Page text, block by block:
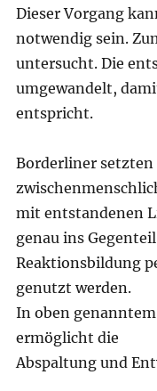
Dieser Vorgang
notwendig sein.
untersucht. Die
umgewandelt,
entspricht.
Borderliner
mit entstandenen
genau ins
Reaktionsbildung
genutzt werden.
In oben genanntem
ermöglicht die
Abspaltung und